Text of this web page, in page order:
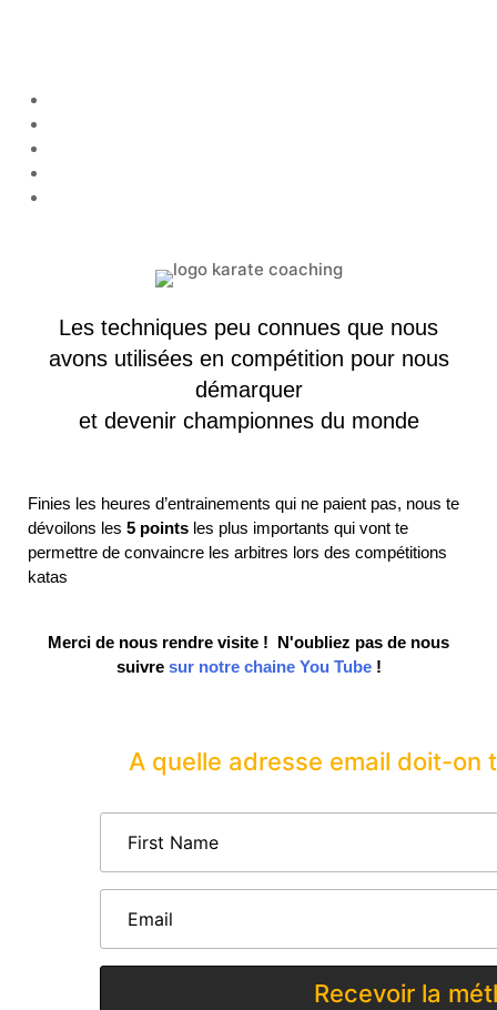
Les techniques peu connues que nous
avons utilisées en compétition pour nous
démarquer
et devenir championnes du monde
Finies les heures d’entrainements qui ne paient pas, nous te
dévoilons les 5 points les plus importants qui vont te
permettre de convaincre les arbitres lors des compétitions
katas
Merci de nous rendre visite ! N'oubliez pas de nous
suivre sur notre chaine You Tube!
A quelle adresse email doit-on
Recevoir la